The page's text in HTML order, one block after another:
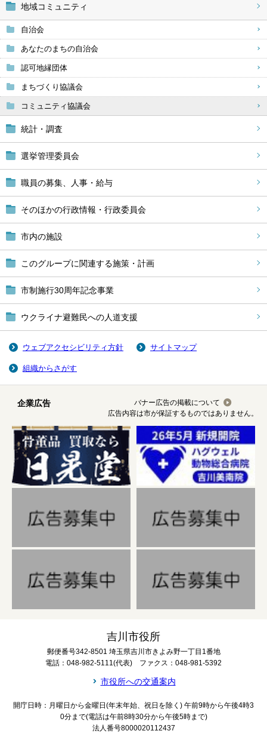
地域コミュニティ
自治会
あなたのまちの自治会
認可地縁団体
まちづくり協議会
コミュニティ協議会
統計・調査
選挙管理委員会
職員の募集、人事・給与
そのほかの行政情報・行政委員会
市内の施設
このグループに関連する施策・計画
市制施行30周年記念事業
ウクライナ避難民への人道支援
ウェブアクセシビリティ方針 サイトマップ
組織からさがす
企業広告
バナー広告の掲載について
広告内容は市が保証するものではありません。
吉川市役所
郵便番号342-8501 埼玉県吉川市きよみ野一丁目1番地
電話：048-982-5111(代表) ファクス：048-981-5392
市役所への交通案内
開庁日時：月曜日から金曜日(年末年始、祝日を除く) 午前9時から午後4時3
0分まで(電話は午前8時30分から午後5時まで)
法人番号8000020112437